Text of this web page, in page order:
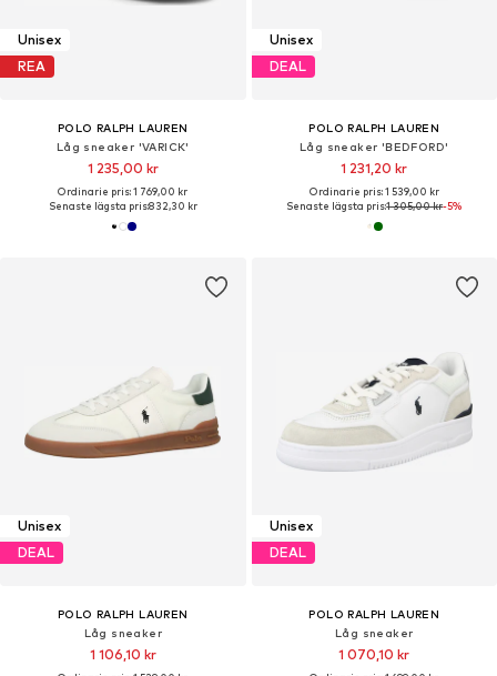
Unisex
REA
POLO RALPH LAUREN
Låg sneaker 'VARICK'
1 235,00 kr
Ordinarie pris: 1 769,00 kr
Senaste lägsta pris:832,30 kr
Unisex
DEAL
POLO RALPH LAUREN
Låg sneaker 'BEDFORD'
1 231,20 kr
Ordinarie pris: 1 539,00 kr
Senaste lägsta pris:1 305,00 kr-5%
Unisex
DEAL
POLO RALPH LAUREN
Låg sneaker
1 106,10 kr
Unisex
DEAL
POLO RALPH LAUREN
Låg sneaker
1 070,10 kr